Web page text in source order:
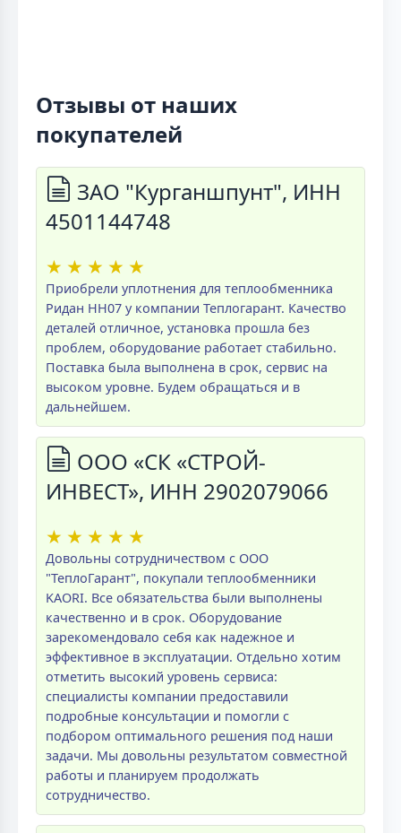
Отзывы от наших
покупателей
ЗАО "Курганшпунт", ИНН
4501144748
★ ★ ★ ★ ★
Приобрели уплотнения для теплообменника
Ридан НН07 у компании Теплогарант. Качество
деталей отличное, установка прошла без
проблем, оборудование работает стабильно.
Поставка была выполнена в срок, сервис на
высоком уровне. Будем обращаться и в
дальнейшем.
ООО «СК «СТРОЙ-
ИНВЕСТ», ИНН 2902079066
★ ★ ★ ★ ★
Довольны сотрудничеством с ООО
"ТеплоГарант", покупали теплообменники
KAORI. Все обязательства были выполнены
качественно и в срок. Оборудование
зарекомендовало себя как надежное и
эффективное в эксплуатации. Отдельно хотим
отметить высокий уровень сервиса:
специалисты компании предоставили
подробные консультации и помогли с
подбором оптимального решения под наши
задачи. Мы довольны результатом совместной
работы и планируем продолжать
сотрудничество.